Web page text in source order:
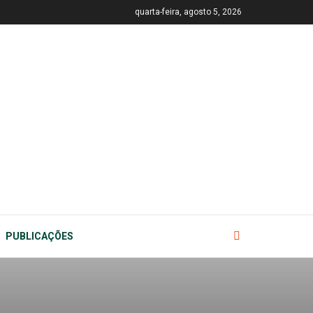
quarta-feira, agosto 5, 2026
PUBLICAÇÕES